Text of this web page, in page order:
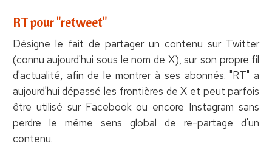
RT pour "retweet"
Désigne le fait de partager un contenu sur Twitter
(connu aujourd'hui sous le nom de X), sur son propre fil
d'actualité, afin de le montrer à ses abonnés. "RT" a
aujourd'hui dépassé les frontières de X et peut parfois
être utilisé sur Facebook ou encore Instagram sans
perdre le même sens global de re-partage d'un
contenu.